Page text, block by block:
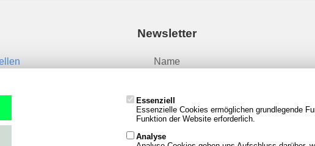
Newsletter
Name
Email
Essenziell
Essenzielle Cookies ermöglichen grundlegende
Funktion der Website erforderlich.
Analyse